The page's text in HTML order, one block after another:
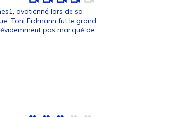
ovationné lors de sa
Toni Erdmann fut le grand
pas manqué de